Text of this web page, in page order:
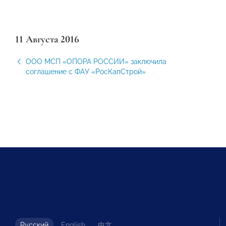
11 Августа 2016
ООО МСП «ОПОРА РОССИИ» заключила
соглашение с ФАУ «РосКапСтрой»